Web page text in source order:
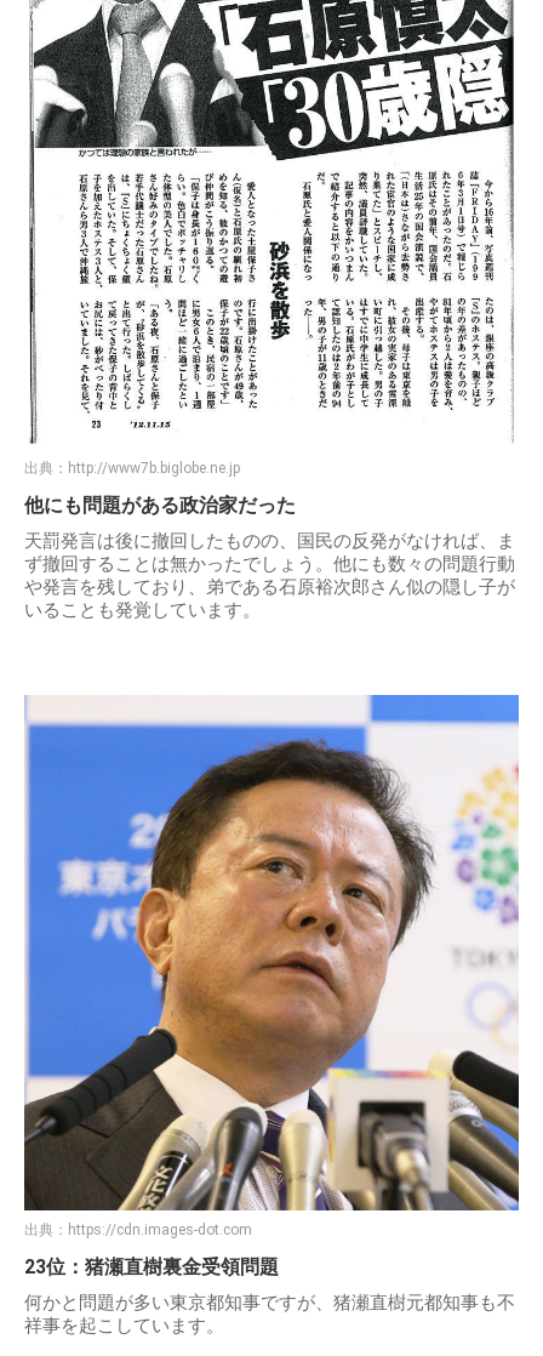
出典： http://www7b.biglobe.ne.jp
他にも問題がある政治家だった
天罰発言は後に撤回したものの、国民の反発がなければ、ま
ず撤回することは無かったでしょう。他にも数々の問題行動
や発言を残しており、弟である石原裕次郎さん似の隠し子が
いることも発覚しています。
出典： https://cdn.images-dot.com
23位：猪瀬直樹裏金受領問題
何かと問題が多い東京都知事ですが、猪瀬直樹元都知事も不
祥事を起こしています。